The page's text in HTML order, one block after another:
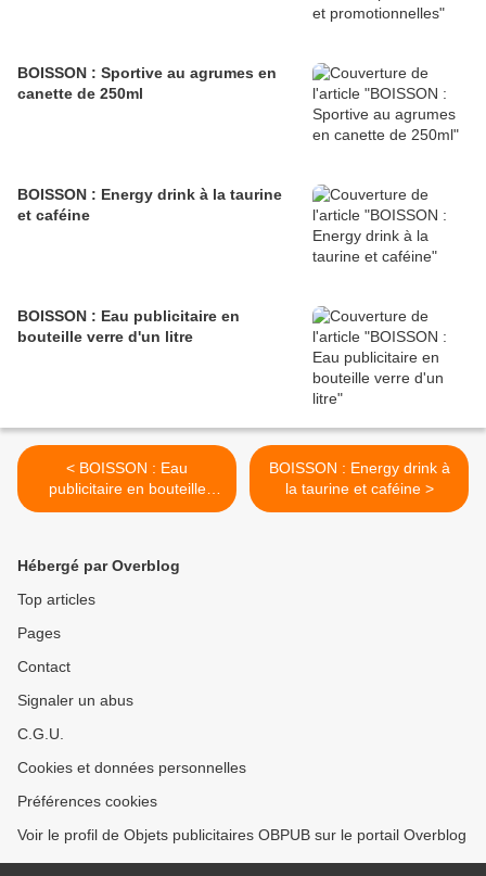
BOISSON : Sportive au agrumes en
canette de 250ml
BOISSON : Energy drink à la taurine
et caféine
BOISSON : Eau publicitaire en
bouteille verre d'un litre
< BOISSON : Eau
publicitaire en bouteille
verre d'un litre
BOISSON : Energy drink à
la taurine et caféine >
Hébergé par Overblog
Top articles
Pages
Contact
Signaler un abus
C.G.U.
Cookies et données personnelles
Préférences cookies
Voir le profil de Objets publicitaires OBPUB sur le portail Overblog